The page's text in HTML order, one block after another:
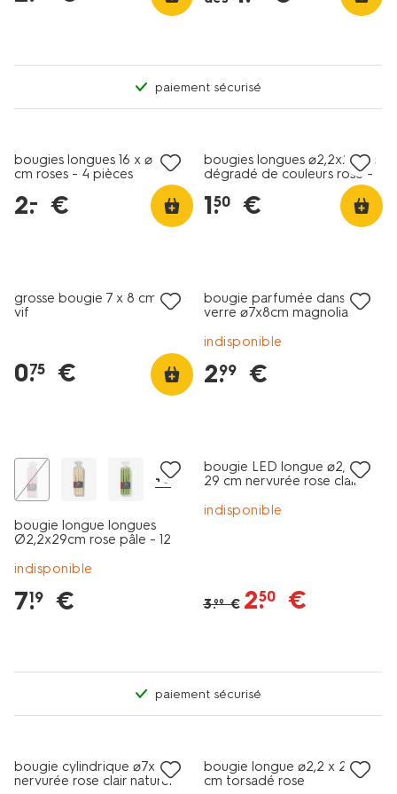
paiement sécurisé
bougies longues 16 x ⌀ 2,2
cm roses - 4 pièces
2.
– €
vegan
bougies longues ⌀2,2x25cm
dégradé de couleurs rose -
1.
50 €
grosse bougie 7 x 8 cm rose
vif
0.
75 €
bougie parfumée dans un
verre ⌀7x8cm magnolia
indisponible
2.
99 €
+6
bougie longue longues
Ø2,2x29cm rose pâle - 12
indisponible
7.
19 €
bougie LED longue ⌀2,3 x
29 cm nervurée rose clair
indisponible
3.99 € 2.
50 €
paiement sécurisé
bougie cylindrique ⌀7x8cm
nervurée rose clair naturel
vegan
bougie longue ⌀2,2 x 24,5
cm torsadé rose